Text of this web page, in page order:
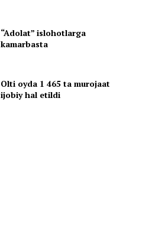
“Adolat” islohotlarga
kamarbasta
Olti oyda 1 465 ta murojaat
ijobiy hal etildi